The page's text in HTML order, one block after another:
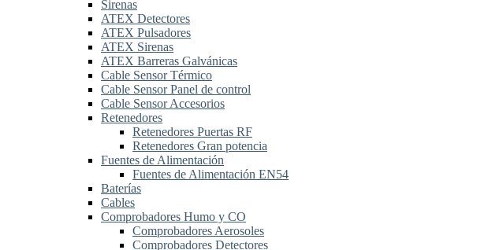
Sirenas
ATEX Detectores
ATEX Pulsadores
ATEX Sirenas
ATEX Barreras Galvánicas
Cable Sensor Térmico
Cable Sensor Panel de control
Cable Sensor Accesorios
Retenedores
Retenedores Puertas RF
Retenedores Gran potencia
Fuentes de Alimentación
Fuentes de Alimentación EN54
Baterías
Cables
Comprobadores Humo y CO
Comprobadores Aerosoles
Comprobadores Detectores